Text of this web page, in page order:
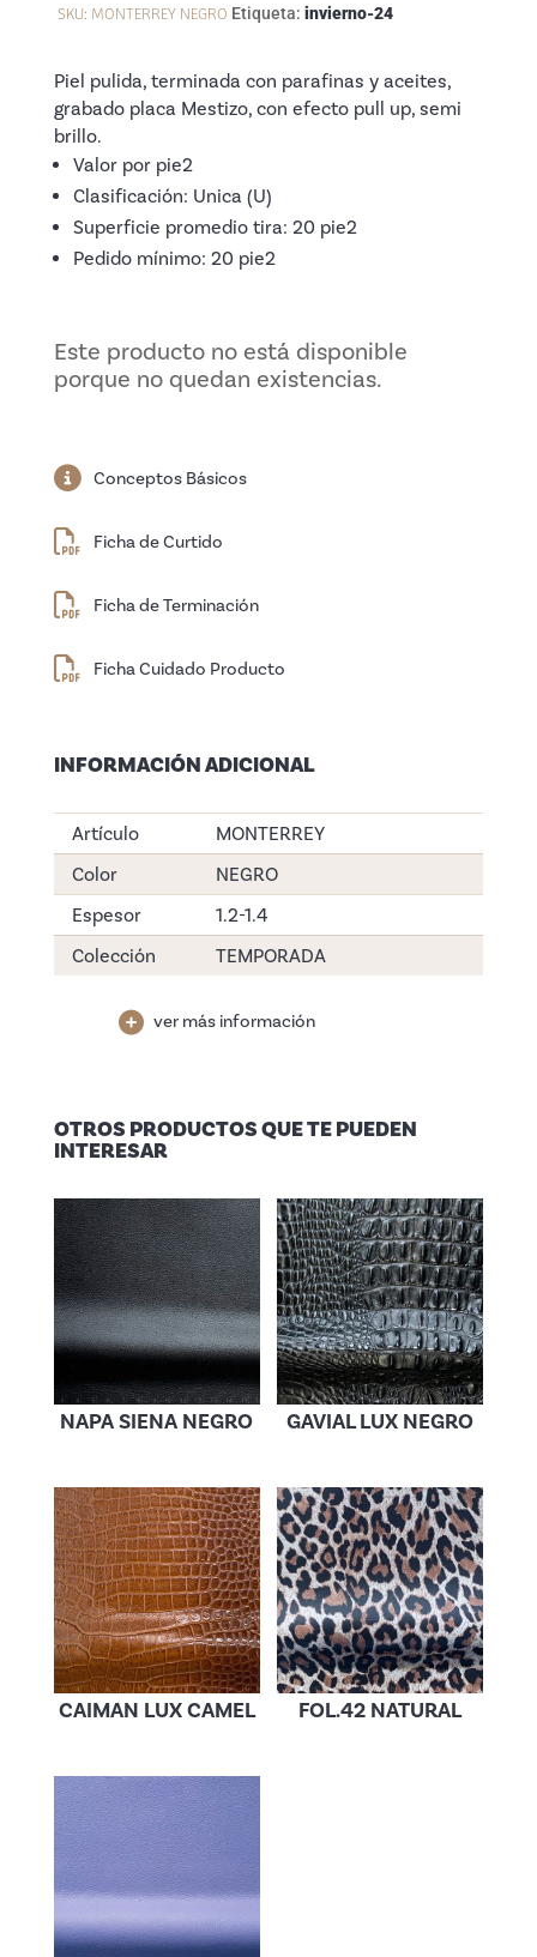
SKU: MONTERREY NEGRO Etiqueta: invierno-24
Piel pulida, terminada con parafinas y aceites,
grabado placa Mestizo, con efecto pull up, semi
brillo.
Valor por pie2
Clasificación: Unica (U)
Superficie promedio tira: 20 pie2
Pedido mínimo: 20 pie2
Este producto no está disponible
porque no quedan existencias.
Conceptos Básicos
Ficha de Curtido
Ficha de Terminación
Ficha Cuidado Producto
INFORMACIÓN ADICIONAL
Artículo
MONTERREY
Color
NEGRO
Espesor
1.2-1.4
Colección
TEMPORADA
ver más información
OTROS PRODUCTOS QUE TE PUEDEN
INTERESAR
NAPA SIENA NEGRO GAVIAL LUX NEGRO
CAIMAN LUX CAMEL FOL.42 NATURAL